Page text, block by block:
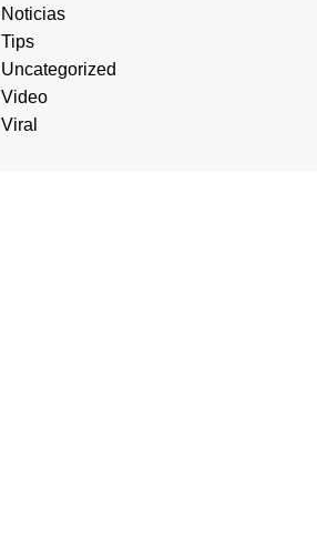
Noticias
Tips
Uncategorized
Video
Viral